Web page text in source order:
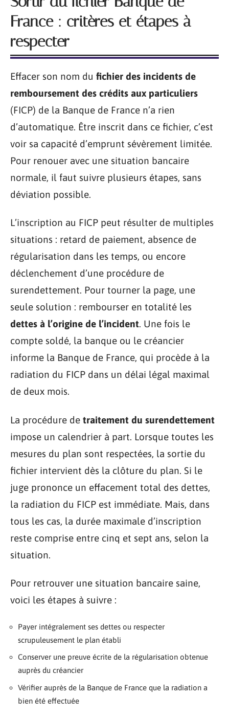
France : critères et étapes à
respecter
Effacer son nom du fichier des incidents de
remboursement des crédits aux particuliers
(FICP) de la Banque de France n’a rien
d’automatique. Être inscrit dans ce fichier, c’est
voir sa capacité d’emprunt sévèrement limitée.
Pour renouer avec une situation bancaire
normale, il faut suivre plusieurs étapes, sans
déviation possible.
L’inscription au FICP peut résulter de multiples
situations : retard de paiement, absence de
régularisation dans les temps, ou encore
déclenchement d’une procédure de
surendettement. Pour tourner la page, une
seule solution : rembourser en totalité les
dettes à l’origine de l’incident. Une fois le
compte soldé, la banque ou le créancier
informe la Banque de France, qui procède à la
radiation du FICP dans un délai légal maximal
de deux mois.
La procédure de traitement du surendettement
impose un calendrier à part. Lorsque toutes les
mesures du plan sont respectées, la sortie du
fichier intervient dès la clôture du plan. Si le
juge prononce un effacement total des dettes,
la radiation du FICP est immédiate. Mais, dans
tous les cas, la durée maximale d’inscription
reste comprise entre cinq et sept ans, selon la
situation.
Pour retrouver une situation bancaire saine,
voici les étapes à suivre :
Payer intégralement ses dettes ou respecter
scrupuleusement le plan établi
Conserver une preuve écrite de la régularisation obtenue
auprès du créancier
Vérifier auprès de la Banque de France que la radiation a
bien été effectuée